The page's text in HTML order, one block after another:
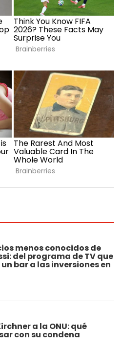
menos conocidos de
del programa de TV que
bar a las inversiones en
a la ONU: qué
con su condena